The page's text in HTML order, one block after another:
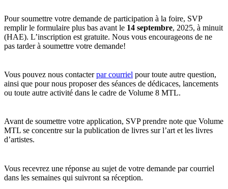
Pour soumettre votre demande de participation à la foire, SVP
remplir le formulaire plus bas avant le 14 septembre, 2025, à minuit
(HAE). L’inscription est gratuite. Nous vous encourageons de ne
pas tarder à soumettre votre demande!
Vous pouvez nous contacterpar courriel pour toute autre question,
ainsi que pour nous proposer des séances de dédicaces, lancements
ou toute autre activité dans le cadre de Volume 8 MTL.
Avant de soumettre votre application, SVP prendre note que Volume
MTL se concentre sur la publication de livres sur l’art et les livres
d’artistes.
Vous recevrez une réponse au sujet de votre demande par courriel
dans les semaines qui suivront sa réception.